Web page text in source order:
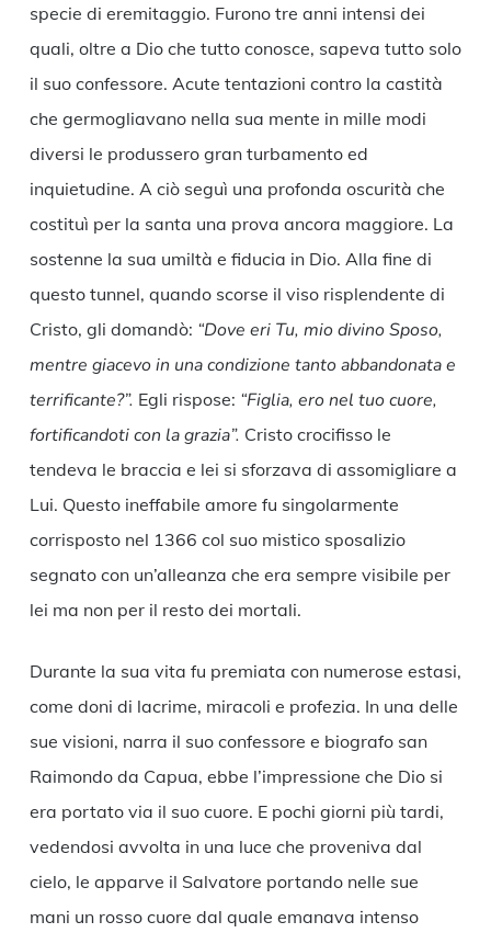
specie di eremitaggio. Furono tre anni intensi dei
quali, oltre a Dio che tutto conosce, sapeva tutto solo
il suo confessore. Acute tentazioni contro la castità
che germogliavano nella sua mente in mille modi
diversi le produssero gran turbamento ed
inquietudine. A ciò seguì una profonda oscurità che
costituì per la santa una prova ancora maggiore. La
sostenne la sua umiltà e fiducia in Dio. Alla fine di
questo tunnel, quando scorse il viso risplendente di
Cristo, gli domandò: “Dove eri Tu, mio divino Sposo,
mentre giacevo in una condizione tanto abbandonata e
terrificante?”. Egli rispose: “Figlia, ero nel tuo cuore,
fortificandoti con la grazia”. Cristo crocifisso le
tendeva le braccia e lei si sforzava di assomigliare a
Lui. Questo ineffabile amore fu singolarmente
corrisposto nel 1366 col suo mistico sposalizio
segnato con un’alleanza che era sempre visibile per
lei ma non per il resto dei mortali.
Durante la sua vita fu premiata con numerose estasi,
come doni di lacrime, miracoli e profezia. In una delle
sue visioni, narra il suo confessore e biografo san
Raimondo da Capua, ebbe l’impressione che Dio si
era portato via il suo cuore. E pochi giorni più tardi,
vedendosi avvolta in una luce che proveniva dal
cielo, le apparve il Salvatore portando nelle sue
mani un rosso cuore dal quale emanava intenso